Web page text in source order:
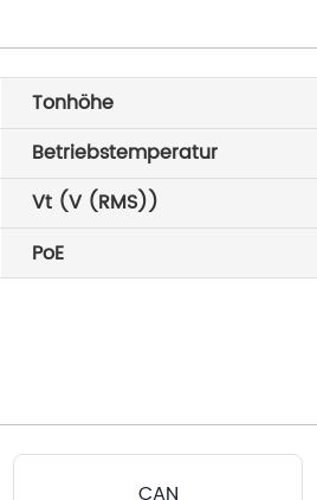
Tonhöhe
Betriebstemperatur
Vt (V (RMS))
PoE